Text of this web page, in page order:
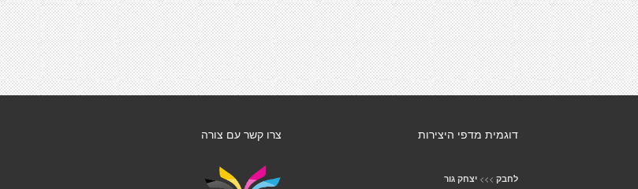
צרו קשר עם צורה דוגמית מדפי היצירות
לחבק >>> יצחק גור